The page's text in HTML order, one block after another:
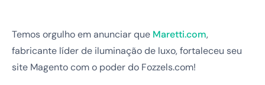
Temos orgulho em anunciar que Maretti.com,
fabricante líder de iluminação de luxo, fortaleceu seu
site Magento com o poder do Fozzels.com!